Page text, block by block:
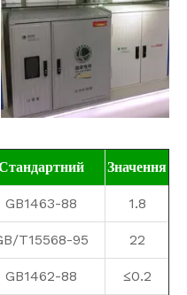
Значення
GB1463-88 1.8
T15568-95 22
GB1462-88 ≤0.2